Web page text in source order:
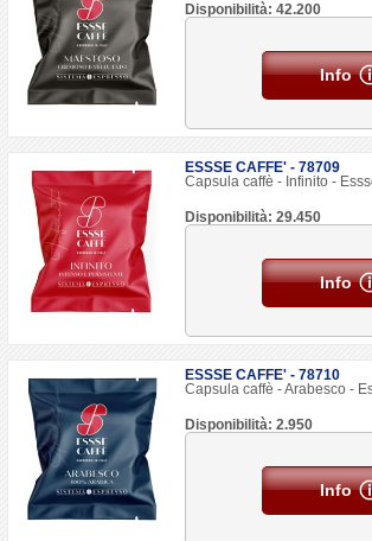
Disponibilità: 42.200
Info
ESSSE CAFFE' - 78709
Capsula caffè - Infinito -
Disponibilità: 29.450
Info
ESSSE CAFFE' - 78710
Capsula caffè - Arabesco -
Disponibilità: 2.950
Info